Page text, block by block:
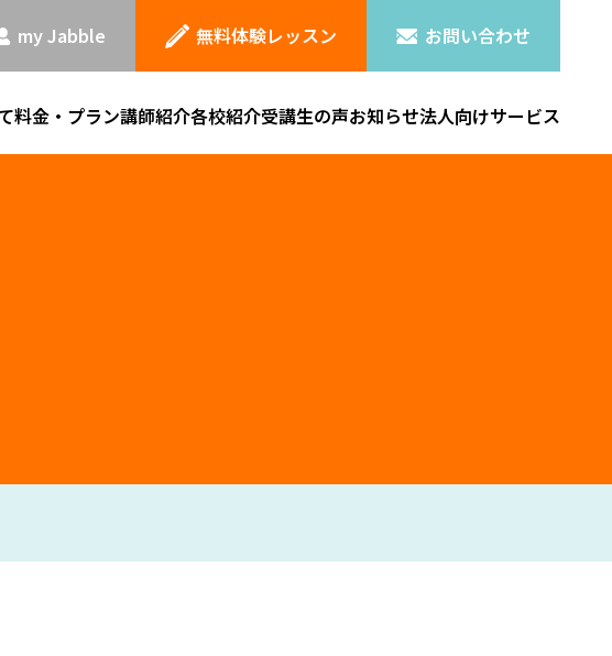
my Jabble 無料体験レッスン お問い合わせ
料金・プラン講師紹介各校紹介受講生の声お知らせ法人向けサービス